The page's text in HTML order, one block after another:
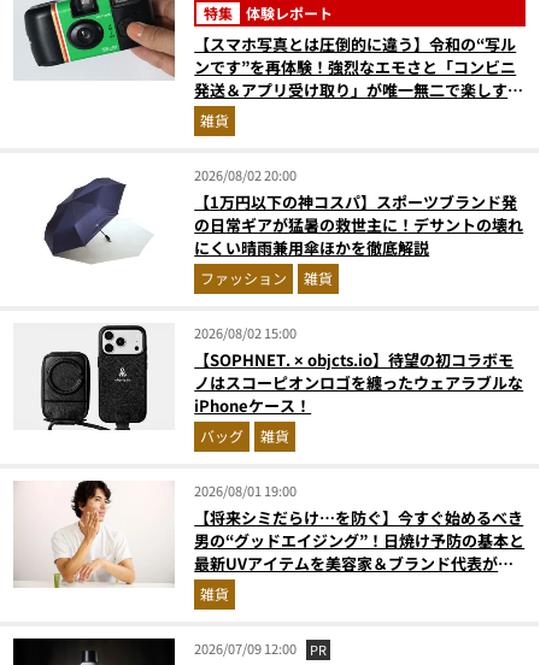
特集 体験レポート
【スマホ写真とは圧倒的に違う】令和の“写ル
ンです”を再体験！強烈なエモさと「コンビニ
発送＆アプリ受け取り」が唯一無二で楽しすぎ
た雑貨
2026/08/02 20:00
【1万円以下の神コスパ】スポーツブランド発
の日常ギアが猛暑の救世主に！デサントの壊れ
にくい晴雨兼用傘ほかを徹底解説
ファッション 雑貨
2026/08/02 15:00
【SOPHNET. × objcts.io】待望の初コラボモ
ノはスコーピオンロゴを纏ったウェアラブルな
iPhoneケース！
バッグ 雑貨
2026/08/01 19:00
【将来シミだらけ…を防ぐ】今すぐ始めるべき
男の“グッドエイジング”！日焼け予防の基本と
最新UVアイテムを美容家＆ブランド代表がプ
ロ目線で指南／大人の価値向上研究所
雑貨
2026/07/09 12:00 PR